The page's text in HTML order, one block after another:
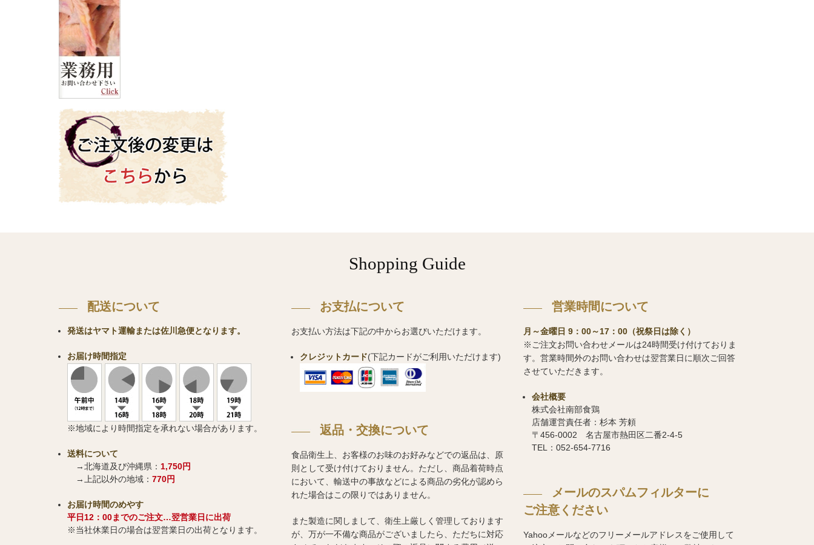
Shopping Guide
配送について
発送はヤマト運輸または佐川急便となります。
お届け時間指定
※地域により時間指定を承れない場合があります。
送料について
→北海道及び沖縄県： 1,750円
→上記以外の地域： 770円
お届け時間のめやす
平日12：00までのご注文…翌営業日に出荷
※当社休業日の場合は翌営業日の出荷となります。
お支払について
お支払い方法は下記の中からお選びいただけます。
クレジットカード(下記カードがご利用いただけます)
返品・交換について
食品衛生上、お客様のお味のお好みなどでの返品は、原
則として受け付けておりません。ただし、商品着荷時点
において、輸送中の事故などによる商品の劣化が認めら
れた場合はこの限りではありません。
また製造に関しまして、衛生上厳しく管理しております
が、万が一不備な商品がございましたら、ただちに対応
営業時間について
月～金曜日 9：00～17：00（祝祭日は除く）
※ご注文お問い合わせメールは24時間受け付けておりま
す。営業時間外のお問い合わせは翌営業日に順次ご回答
させていただきます。
会社概要
株式会社南部食鶏
店舗運営責任者：杉本 芳頼
〒456-0002 名古屋市熱田区二番2-4-5
TEL：052-654-7716
メールのスパムフィルターに
ご注意ください
Yahooメールなどのフリーメールアドレスをご使用して